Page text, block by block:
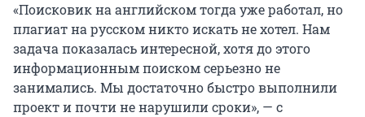
«Поисковик на английском тогда уже работал, но
плагиат на русском никто искать не хотел. Нам
задача показалась интересной, хотя до этого
информационным поиском серьезно не
занимались. Мы достаточно быстро выполнили
проект и почти не нарушили сроки», — с